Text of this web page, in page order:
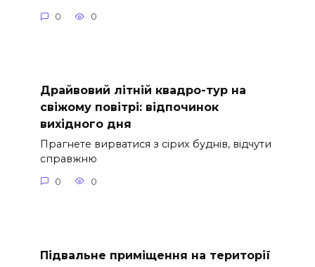
0 0
Драйвовий літній квадро-тур на
свіжому повітрі: відпочинок
вихідного дня
Прагнете вирватися з сірих буднів, відчути
справжню
0 0
Підвальне приміщення на території